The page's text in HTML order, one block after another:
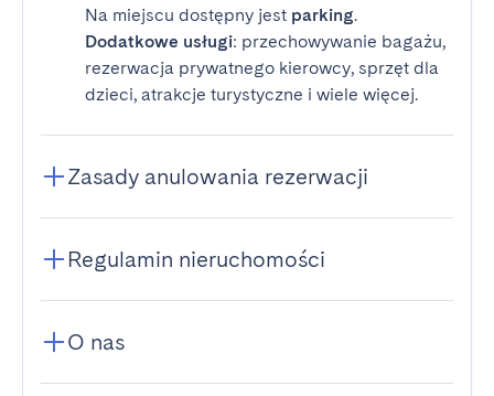
Na miejscu dostępny jest parking.
Dodatkowe usługi: przechowywanie bagażu,
rezerwacja prywatnego kierowcy, sprzęt dla
dzieci, atrakcje turystyczne i wiele więcej.
Zasady anulowania rezerwacji
Regulamin nieruchomości
O nas